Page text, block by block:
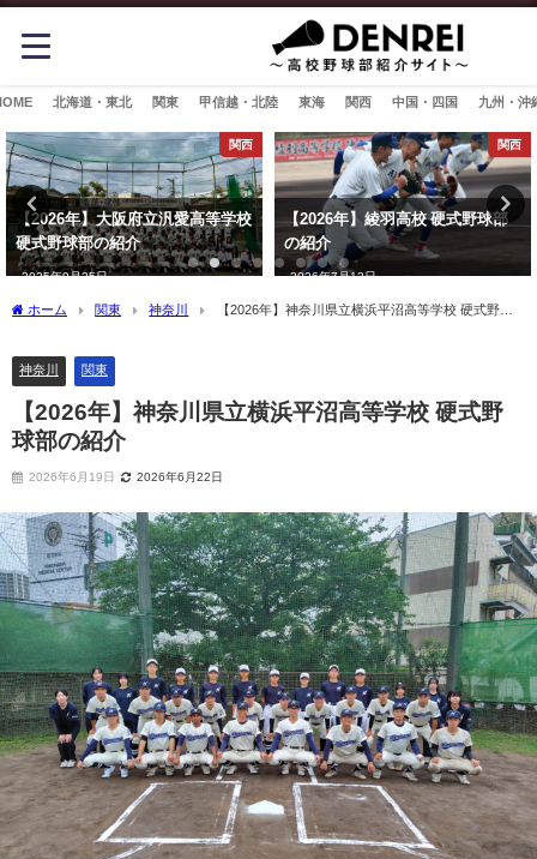
北海道・東北 関東 甲信越・北陸 東海 関西 中国・四国 九州・沖
関西
【2026年】大阪府立汎愛高等学校
硬式野球部の紹介
2025年9月25日
関西
【2026年】綾羽高校 硬式野球部
の紹介
2026年7月12日
ホーム 関東 神奈川
【2026年】神奈川県立横浜平沼高等学校 硬式野球
神奈川 関東
【2026年】神奈川県立横浜平沼高等学校 硬式野
球部の紹介
2026年6月19日 2026年6月22日